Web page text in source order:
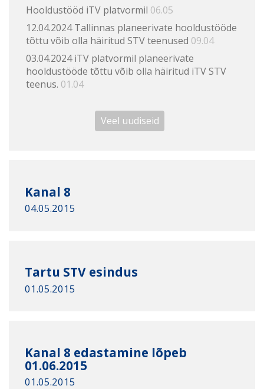
Hooldustööd iTV platvormil 06.05
12.04.2024 Tallinnas planeerivate hooldustööde
tõttu võib olla häiritud STV teenused 09.04
03.04.2024 iTV platvormil planeerivate
hooldustööde tõttu võib olla häiritud iTV STV
teenus. 01.04
Veel uudiseid
Kanal 8
04.05.2015
Tartu STV esindus
01.05.2015
Kanal 8 edastamine lõpeb
01.06.2015
01.05.2015